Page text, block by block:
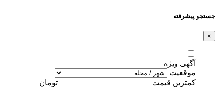
جستجو پیشرفته
×
آگهی ویژه
موقعیت
کمترین قیمت
تومان